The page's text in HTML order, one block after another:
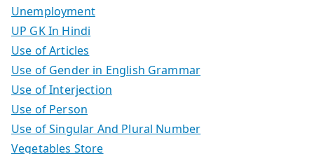
Unemployment
UP GK In Hindi
Use of Articles
Use of Gender in English Grammar
Use of Interjection
Use of Person
Use of Singular And Plural Number
Vegetables Store